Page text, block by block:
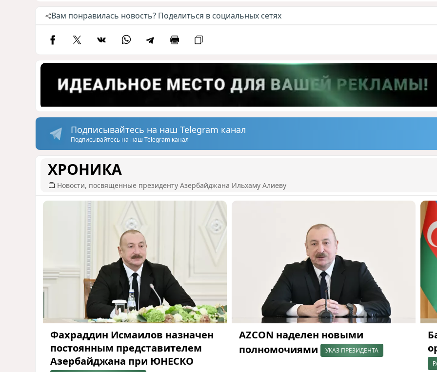
Вам понравилась новость? Поделиться в социальных сетях
Подписывайтесь на наш Telegram канал
Подписывайтесь на наш Telegram канал
ХРОНИКА
Новости, посвященные президенту Азербайджана Ильхаму Алиеву
Фахраддин Исмаилов назначен
постоянным представителем
Азербайджана при ЮНЕСКО
AZCON наделен новыми
полномочиями
УКАЗ ПРЕЗИДЕНТА